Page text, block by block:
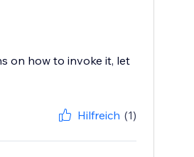
on how to invoke it, let
Hilfreich (1)